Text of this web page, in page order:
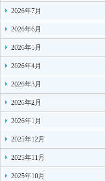
2026年7月
2026年6月
2026年5月
2026年4月
2026年3月
2026年2月
2026年1月
2025年12月
2025年11月
2025年10月